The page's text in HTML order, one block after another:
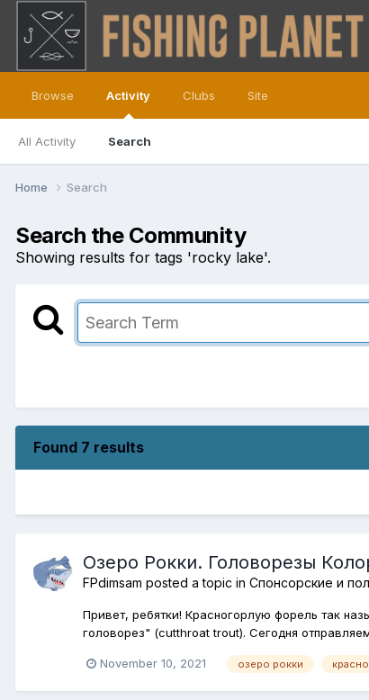
Browse Activity
All Activity Search
Clubs Site
Home Search
Search the Community
Showing results for tags 'rocky lake'.
Found 7 results
Озеро Рокки. Головорезы
FPdimsam posted a topic in Спонсорские и
Привет, ребятки! Красногорлую форель так
головорез" (cutthroat trout). Сегодня
November 10, 2021 озеро рокки